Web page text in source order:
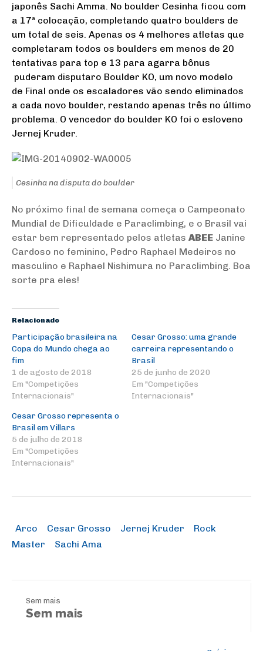
japonês Sachi Amma. No boulder Cesinha ficou com
a 17ª colocação, completando quatro boulders de
um total de seis. Apenas os 4 melhores atletas que
completaram todos os boulders em menos de 20
tentativas para top e 13 para agarra bônus
puderam disputaro Boulder KO, um novo modelo
de Final onde os escaladores vão sendo eliminados
a cada novo boulder, restando apenas três no último
problema. O vencedor do boulder KO foi o esloveno
Jernej Kruder.
Cesinha na disputa do boulder
No próximo final de semana começa o Campeonato
Mundial de Dificuldade e Paraclimbing, e o Brasil vai
estar bem representado pelos atletas ABEE Janine
Cardoso no feminino, Pedro Raphael Medeiros no
masculino e Raphael Nishimura no Paraclimbing. Boa
sorte pra eles!
Relacionado
Participação brasileira na
Copa do Mundo chega ao
fim
1 de agosto de 2018
Em "Competições
Internacionais"
Cesar Grosso: uma grande
carreira representando o
Brasil
25 de junho de 2020
Em "Competições
Internacionais"
Cesar Grosso representa o
Brasil em Villars
5 de julho de 2018
Em "Competições
Internacionais"
Arco Cesar Grosso Jernej Kruder
Rock
Master
Sachi Ama
Sem mais
Sem mais